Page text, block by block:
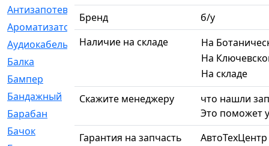
Антизапотеватель
[1]
Ароматизатор
[35]
Аудиокабель
[2]
Балка
Бампер
Бандажный
[6]
Барабан
Бачок
Бренд
б/у
Наличие на складе
На
На
На складе
Скажите менеджеру
что нашли
Это поможет
Гарантия на запчасть